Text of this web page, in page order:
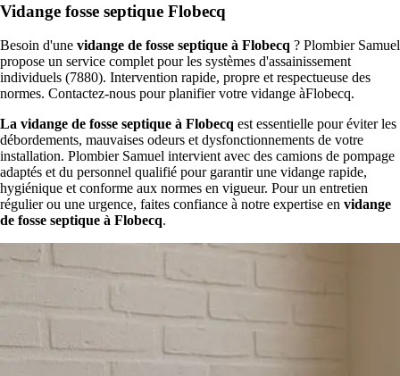
Vidange fosse septique Flobecq
Besoin d'une vidange de fosse septique à Flobecq ? Plombier Samuel
propose un service complet pour les systèmes d'assainissement
individuels (7880). Intervention rapide, propre et respectueuse des
normes. Contactez-nous pour planifier votre vidange àFlobecq.
La vidange de fosse septique à Flobecq est essentielle pour éviter les
débordements, mauvaises odeurs et dysfonctionnements de votre
installation. Plombier Samuel intervient avec des camions de pompage
adaptés et du personnel qualifié pour garantir une vidange rapide,
hygiénique et conforme aux normes en vigueur. Pour un entretien
régulier ou une urgence, faites confiance à notre expertise en vidange
de fosse septique à Flobecq.